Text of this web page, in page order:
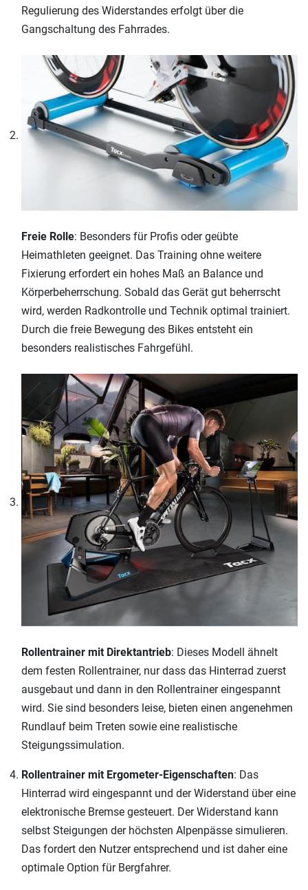
Regulierung des Widerstandes erfolgt über die
Gangschaltung des Fahrrades.
Freie Rolle: Besonders für Profis oder geübte
Heimathleten geeignet. Das Training ohne weitere
Fixierung erfordert ein hohes Maß an Balance und
Körperbeherrschung. Sobald das Gerät gut beherrscht
wird, werden Radkontrolle und Technik optimal trainiert.
Durch die freie Bewegung des Bikes entsteht ein
besonders realistisches Fahrgefühl.
Rollentrainer mit Direktantrieb: Dieses Modell ähnelt
dem festen Rollentrainer, nur dass das Hinterrad zuerst
ausgebaut und dann in den Rollentrainer eingespannt
wird. Sie sind besonders leise, bieten einen angenehmen
Rundlauf beim Treten sowie eine realistische
Steigungssimulation.
Rollentrainer mit Ergometer-Eigenschaften: Das
Hinterrad wird eingespannt und der Widerstand über eine
elektronische Bremse gesteuert. Der Widerstand kann
selbst Steigungen der höchsten Alpenpässe simulieren.
Das fordert den Nutzer entsprechend und ist daher eine
optimale Option für Bergfahrer.